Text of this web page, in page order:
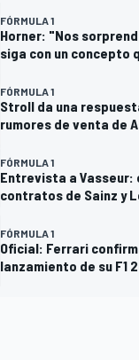
FÓRMULA 1
Horner: "Nos
siga con un concepto
FÓRMULA 1
Stroll da una
rumores de venta de
FÓRMULA 1
Entrevista a Vasseur:
contratos de Sainz y
FÓRMULA 1
Oficial: Ferrari
lanzamiento de su F1